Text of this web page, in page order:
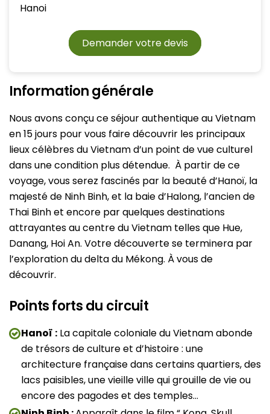
Hanoi
Demander votre devis
Information générale
Nous avons conçu ce séjour authentique au Vietnam
en 15 jours pour vous faire découvrir les principaux
lieux célèbres du Vietnam d’un point de vue culturel
dans une condition plus détendue. À partir de ce
voyage, vous serez fascinés par la beauté d’Hanoï, la
majesté de Ninh Binh, et la baie d’Halong, l’ancien de
Thai Binh et encore par quelques destinations
attrayantes au centre du Vietnam telles que Hue,
Danang, Hoi An. Votre découverte se terminera par
l’exploration du delta du Mékong. À vous de
découvrir.
Points forts du circuit
Hanoï : La capitale coloniale du Vietnam abonde
de trésors de culture et d’histoire : une
architecture française dans certains quartiers, des
lacs paisibles, une vieille ville qui grouille de vie ou
encore des pagodes et des temples…